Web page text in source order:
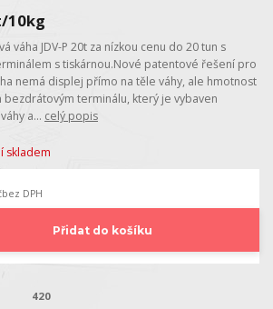
10kg
váha JDV-P 20t za nízkou cenu do 20 tun s
s tiskárnou.Nové patentové řešení pro
nemá displej přímo na těle váhy, ale hmotnost
bezdrátovým terminálu, který je vybaven
a... celý popis
skladem
bez DPH
Přidat do košíku
420